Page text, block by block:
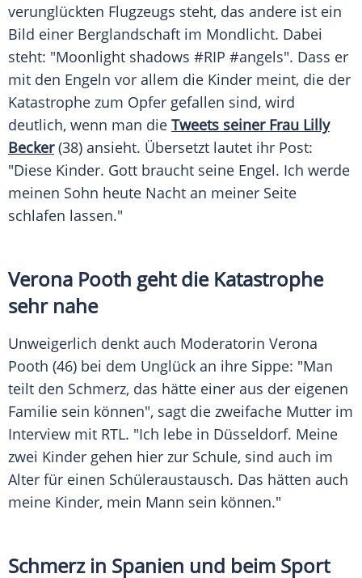
verunglückten Flugzeugs steht, das andere ist ein
Bild einer Berglandschaft im Mondlicht. Dabei
steht: "Moonlight shadows #RIP #angels". Dass er
mit den Engeln vor allem die Kinder meint, die der
Katastrophe zum Opfer gefallen sind, wird
deutlich, wenn man die Tweets seiner Frau Lilly
Becker(38) ansieht. Übersetzt lautet ihr Post:
"Diese Kinder. Gott braucht seine Engel. Ich werde
meinen Sohn heute Nacht an meiner Seite
schlafen lassen."
Verona Pooth geht die Katastrophe
sehr nahe
Unweigerlich denkt auch Moderatorin Verona
Pooth (46) bei dem Unglück an ihre Sippe: "Man
teilt den Schmerz, das hätte einer aus der eigenen
Familie sein können", sagt die zweifache Mutter im
Interview mit RTL. "Ich lebe in Düsseldorf. Meine
zwei Kinder gehen hier zur Schule, sind auch im
Alter für einen Schüleraustausch. Das hätten auch
meine Kinder, mein Mann sein können."
Schmerz in Spanien und beim Sport